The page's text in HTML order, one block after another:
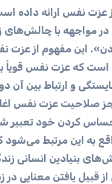
عزت نفس ارائه داده
مواجهه با چالش‌های
این مفهوم از عزت
است که عزت نفس قویاً
و ارتباط بین آن
صلاحیت عزت نفس
کردن خود تعبیر
به این مرتبط
بنیادین انسانی
قبیل یافتن معنایی در